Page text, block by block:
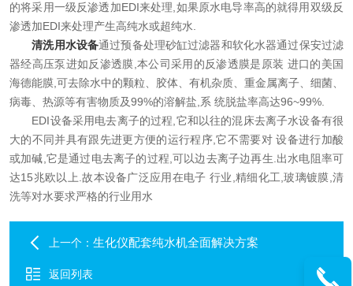
的将采用一级反渗透加EDI来处理,如果原水电导率高的就得用双级反
渗透加EDI来处理产生高纯水或超纯水.
清洗用水设备通过预备处理砂缸过滤器和软化水器通过保安过滤
器经高压泵进如反渗透膜,本公司采用的反渗透膜是原装 进口的美国
海德能膜,可去除水中的颗粒、胶体、有机杂质、重金属离子、细菌、
病毒、热源等有害物质及99%的溶解盐,系 统脱盐率高达96~99%.
EDI设备采用电去离子的过程,它和以往的混床去离子水设备有很
大的不同并具有跟先进更方便的运行程序,它不需要对 设备进行加酸
或加碱,它是通过电去离子的过程,可以边去离子边再生.出水电阻率可
达15兆欧以上.故本设备广泛应用在电子 行业,精细化工,玻璃镀膜,清
洗等对水要求严格的行业用水
上一个： 生化仪配套纯水机全面解决方案
返回列表